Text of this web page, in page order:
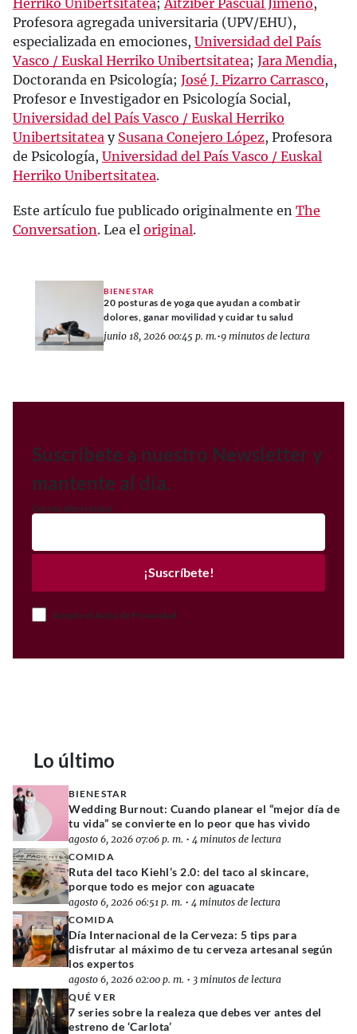
Profesora agregada universitaria (UPV/EHU),
especializada en emociones, Universidad del País
Vasco / Euskal Herriko Unibertsitatea; Jara Mendia,
Doctoranda en Psicología; José J. Pizarro Carrasco,
Profesor e Investigador en Psicología Social,
Universidad del País Vasco / Euskal Herriko
Unibertsitatea y Susana Conejero López, Profesora
de Psicología, Universidad del País Vasco / Euskal
Herriko Unibertsitatea.
Este artículo fue publicado originalmente en The
Conversation. Lea el original.
BIENESTAR
20 posturas de yoga que ayudan a combatir
dolores, ganar movilidad y cuidar tu salud
junio 18, 2026 00:45 p. m.•9 minutos de lectura
Suscríbete a nuestro Newsletter y
mantente al día.
Correo electrónico
¡Suscríbete!
Acepto el Aviso de Privacidad
Lo último
BIENESTAR
Wedding Burnout: Cuando planear el “mejor día de
tu vida” se convierte en lo peor que has vivido
agosto 6, 2026 07:06 p. m. • 4 minutos de lectura
COMIDA
Ruta del taco Kiehl’s 2.0: del taco al skincare,
porque todo es mejor con aguacate
agosto 6, 2026 06:51 p. m. • 4 minutos de lectura
COMIDA
Día Internacional de la Cerveza: 5 tips para
disfrutar al máximo de tu cerveza artesanal según
los expertos
agosto 6, 2026 02:00 p. m. • 3 minutos de lectura
QUÉ VER
7 series sobre la realeza que debes ver antes del
estreno de ‘Carlota’